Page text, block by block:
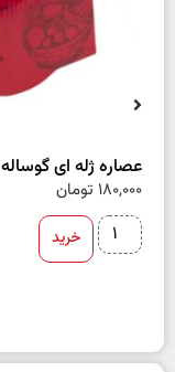
عصاره ژله ای گوساله 200 گرم
180,000 تومان
خرید